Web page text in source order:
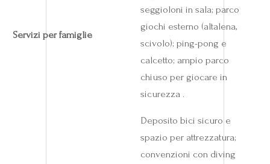
Servizi per famiglie
seggioloni in sala; parco
giochi esterno (altalena,
scivolo); ping-pong e
calcetto; ampio parco
chiuso per giocare in
sicurezza .
Deposito bici sicuro e
spazio per attrezzatura;
convenzioni con diving